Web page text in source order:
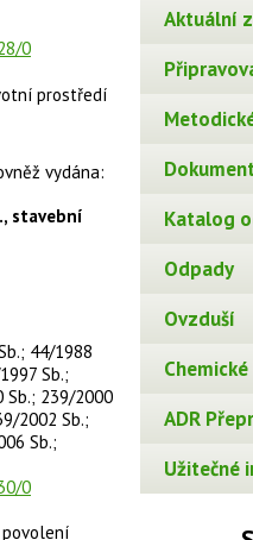
0
prostředí
vydána:
stavební
44/1988
Sb.;
Sb.; 239/2000
2002 Sb.;
Sb.;
0
Aktuální
Katalog
Odpady
Ovzduší
ADR
Užitečné